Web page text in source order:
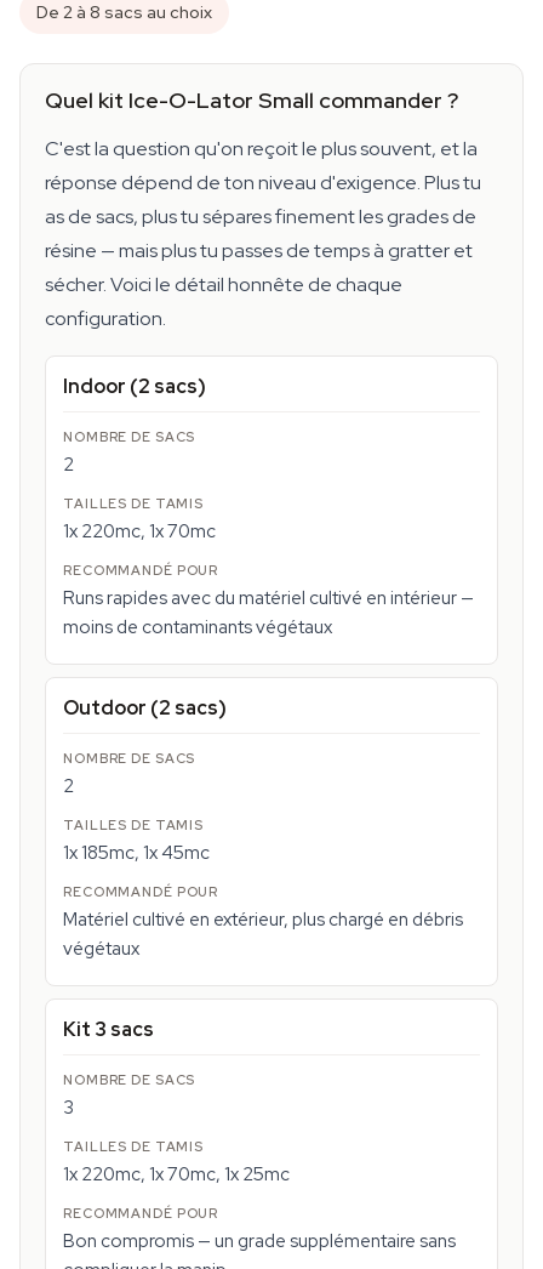
De 2 à 8 sacs au choix
Quel kit Ice-O-Lator Small commander ?
C'est la question qu'on reçoit le plus souvent, et la
réponse dépend de ton niveau d'exigence. Plus tu
as de sacs, plus tu sépares finement les grades de
résine — mais plus tu passes de temps à gratter et
sécher. Voici le détail honnête de chaque
configuration.
Indoor (2 sacs)
2
1x 220mc, 1x 70mc
Runs rapides avec du matériel cultivé en intérieur —
moins de contaminants végétaux
Outdoor (2 sacs)
2
1x 185mc, 1x 45mc
Matériel cultivé en extérieur, plus chargé en débris
végétaux
Kit 3 sacs
3
1x 220mc, 1x 70mc, 1x 25mc
Bon compromis — un grade supplémentaire sans